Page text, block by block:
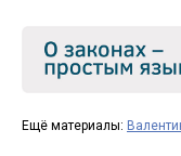
Ещё материалы: